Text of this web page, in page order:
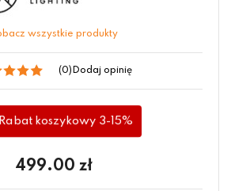
wszystkie produkty
(0) Dodaj opinię
Rabat koszykowy 3-15%
499.00 zł